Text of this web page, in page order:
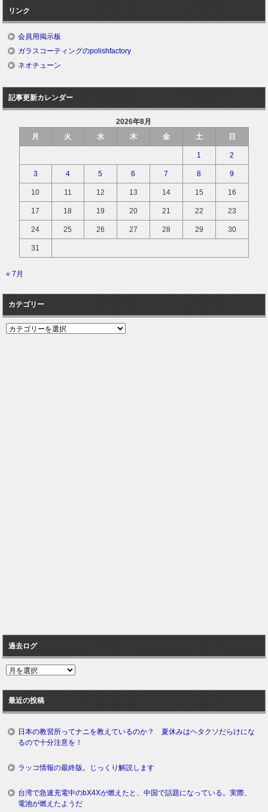
リンク
会員用掲示板
ガラスコーティングのpolishfactory
ネオチューン
記事更新カレンダー
2026年8月
月
火 水 木 金 土 日
1 2
3 4 5 6 7 8 9
10 11 12 13 14 15 16
17 18 19 20 21 22 23
24 25 26 27 28 29 30
31
« 7月
カテゴリー
カ
過去ログ
過
ロ
グ
最近の投稿
日本の教習所ってナニを教えているのか？ 夏休みはヘタクソだらけにな
るので十分注意を！
ラッコ情報の最終版。じっくり解説します
台湾で急速充電中のbX4Xが燃えたと、中国で話題になっている。実際、
電池が燃えたようだ